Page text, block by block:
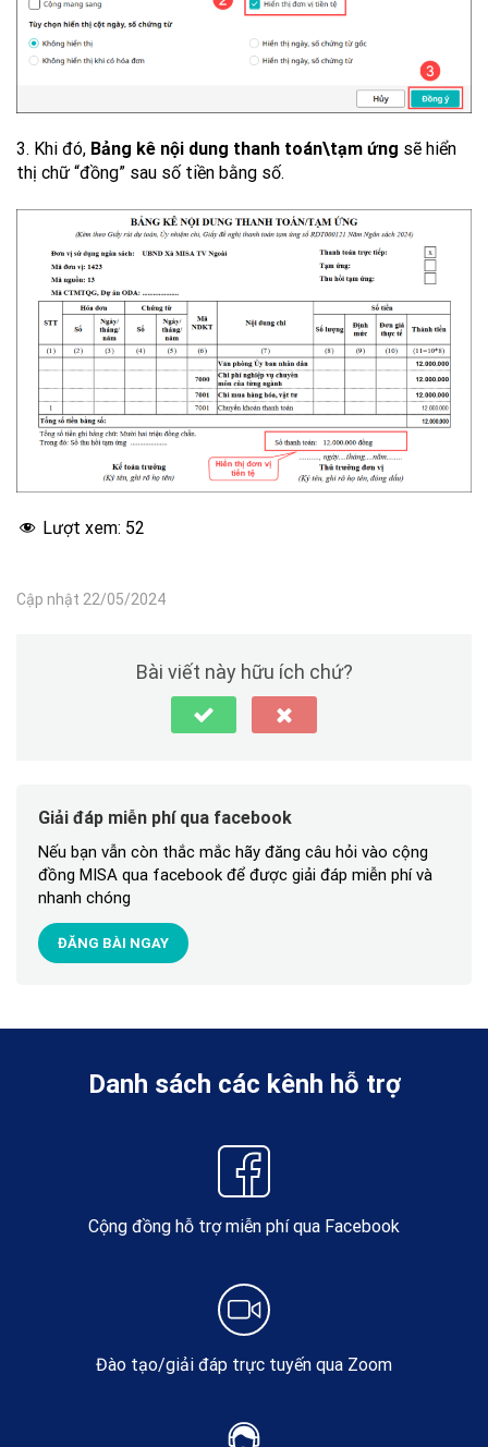
3. Khi đó, Bảng kê nội dung thanh toán\tạm ứng sẽ hiển
thị chữ “đồng” sau số tiền bằng số.
Lượt xem: 52
Cập nhật 22/05/2024
Bài viết này hữu ích chứ?
Giải đáp miễn phí qua facebook
Nếu bạn vẫn còn thắc mắc hãy đăng câu hỏi vào cộng
đồng MISA qua facebook để được giải đáp miễn phí và
nhanh chóng
ĐĂNG BÀI NGAY
Danh sách các kênh hỗ trợ
Cộng đồng hỗ trợ miễn phí qua Facebook
Đào tạo/giải đáp trực tuyến qua Zoom